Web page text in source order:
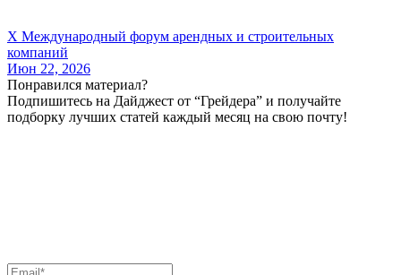
X Международный форум арендных и строительных
компаний
Июн 22, 2026
Понравился материал?
Подпишитесь на Дайджест от “Грейдера” и получайте
подборку лучших статей каждый месяц на свою почту!